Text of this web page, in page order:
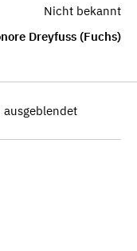
Nicht bekannt
Dreyfuss (Fuchs)